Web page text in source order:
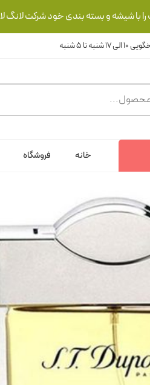
با شیشه و بسته بندی خود شرکت
خانه فروشگاه